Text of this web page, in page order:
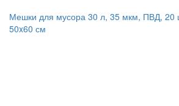
Мешки для мусора 30 л, 35 мкм, ПВД, 20
50x60 см